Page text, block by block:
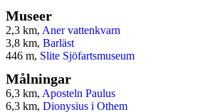
Museer
2,3 km, Aner vattenkvarn
3,8 km, Barläst
446 m, Slite Sjöfartsmuseum
Målningar
6,3 km, Aposteln Paulus
6,3 km, Dionysius i Othem